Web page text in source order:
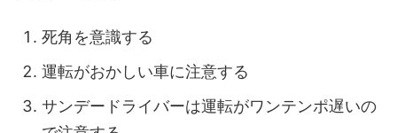
死角を意識する
運転がおかしい車に注意する
サンデードライバーは運転がワンテンポ遅いの